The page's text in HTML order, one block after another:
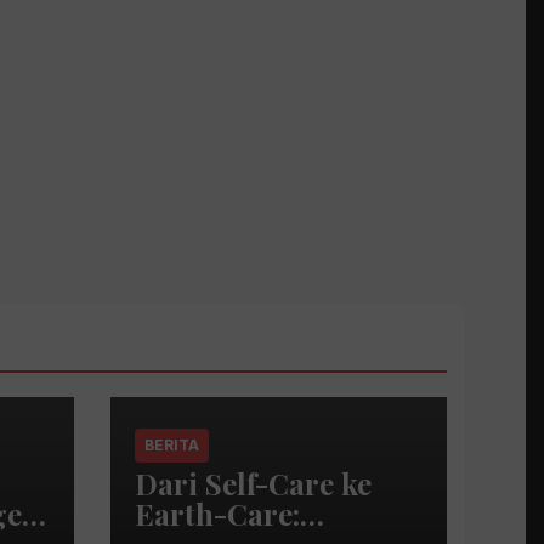
BERITA
Dari Self-Care ke
Earth-Care: